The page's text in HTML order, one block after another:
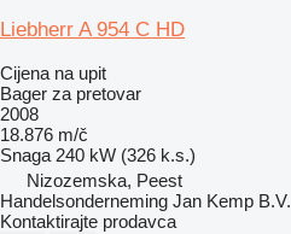
Liebherr A 954 C HD
Cijena na upit
Bager za pretovar
2008
18.876 m/č
Snaga 240 kW (326 k.s.)
Nizozemska, Peest
Handelsonderneming Jan Kemp B.V.
Kontaktirajte prodavca